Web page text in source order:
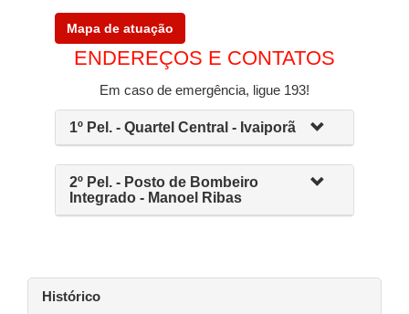
Mapa de atuação
ENDEREÇOS E CONTATOS
Em caso de emergência, ligue 193!
1º Pel. - Quartel Central - Ivaiporã​​​​​​
2º Pel. - Posto de Bombeiro
Integrado - Manoel Ribas
Histórico